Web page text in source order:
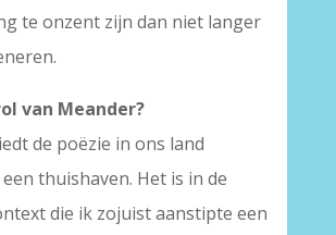
te onzent zijn dan niet langer
van Meander?
de poëzie in ons land
thuishaven. Het is in de
die ik zojuist aanstipte een